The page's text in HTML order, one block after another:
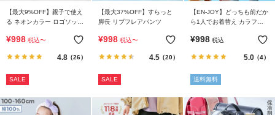
【最大9%OFF】親子で使え
る ネオンカラー ロゴソック
¥998 税込〜
4.8（26）
SALE
【最大37%OFF】すらっと
脚長 リブフレアパンツ
¥998 税込〜
4.5（20）
SALE
【EN-JOY】どっちも前だか
ら1人でお着替え カラフル
¥998 税込
5.0（4）
送料無料